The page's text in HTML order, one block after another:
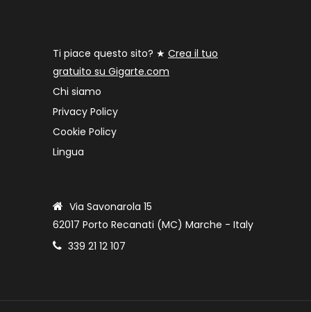
Ti piace questo sito? ★ Crea il tuo
gratuito su Gigarte.com
Chi siamo
Privacy Policy
Cookie Policy
Lingua
Via Savonarola 15
62017 Porto Recanati (MC) Marche - Italy
339 21 12 107